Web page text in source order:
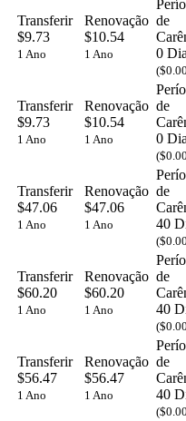
Transferir
$9.73
1 Ano
Renovação
$10.54
1 Ano
de
0
Transferir
$9.73
1 Ano
Renovação
$10.54
1 Ano
de
0
Transferir
$47.06
1 Ano
Renovação
$47.06
1 Ano
de
40
Transferir
$60.20
1 Ano
Renovação
$60.20
1 Ano
de
40
Transferir
$56.47
1 Ano
Renovação
$56.47
1 Ano
de
40